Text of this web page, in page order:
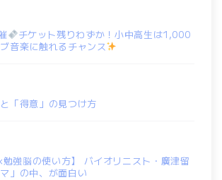
チケット残りわずか！小中高生は1,000
音楽に触れるチャンス
「得意」の見つけ方
勉強脳の使い方】 バイオリニスト・廣津留
」の中、が面白い